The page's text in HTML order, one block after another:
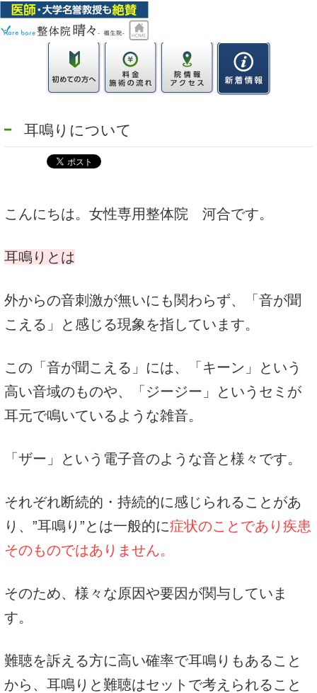
耳鳴りについて
こんにちは。女性専用整体院 河合です。
耳鳴りとは
外からの音刺激が無いにも関わらず、「音が聞
こえる」と感じる現象を指しています。
この「音が聞こえる」には、「キーン」という
高い音域のものや、「ジージー」というセミが
耳元で鳴いているような雑音。
「ザー」という電子音のような音と様々です。
それぞれ断続的・持続的に感じられることがあ
り、”耳鳴り”とは一般的に症状のことであり疾患
そのものではありません。
そのため、様々な原因や要因が関与していま
す。
難聴を訴える方に高い確率で耳鳴りもあること
から、耳鳴りと難聴はセットで考えられること